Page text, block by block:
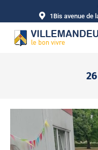
1Bis avenue de